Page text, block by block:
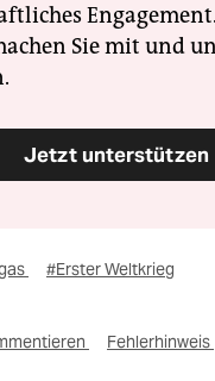
Sie mit und
Jetzt unterstützen
#Erster Weltkrieg
Fehlerhinweis